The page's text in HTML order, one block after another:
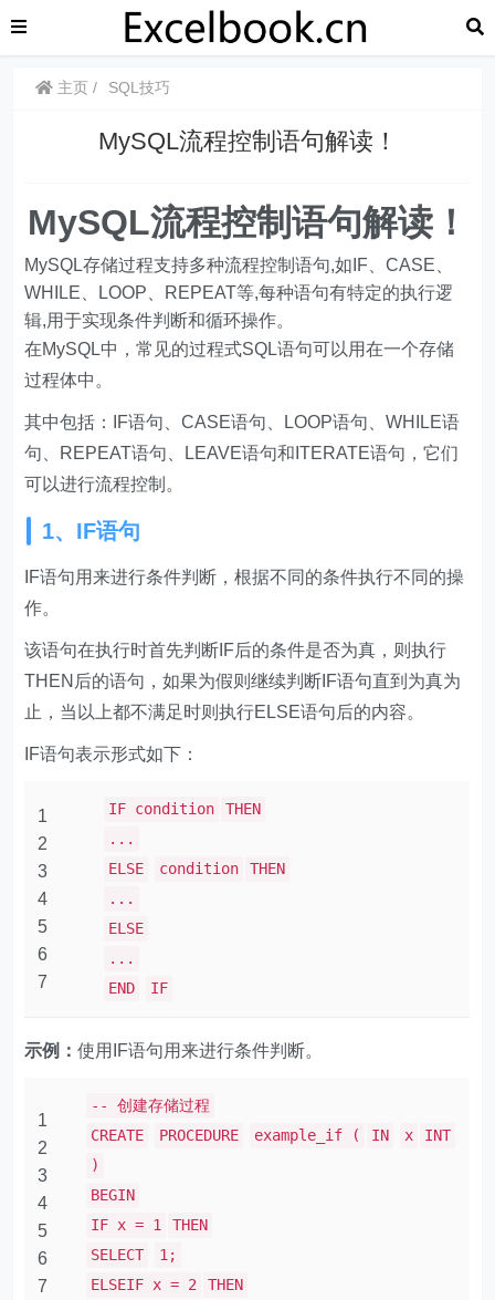
主页 SQL技巧
MySQL流程控制语句解读！
MySQL流程控制语句解读！
MySQL存储过程支持多种流程控制语句,如IF、CASE、
WHILE、LOOP、REPEAT等,每种语句有特定的执行逻
辑,用于实现条件判断和循环操作。
在MySQL中，常见的过程式SQL语句可以用在一个存储
过程体中。
其中包括：IF语句、CASE语句、LOOP语句、WHILE语
句、REPEAT语句、LEAVE语句和ITERATE语句，它们
可以进行流程控制。
1、IF语句
IF语句用来进行条件判断，根据不同的条件执行不同的操
作。
该语句在执行时首先判断IF后的条件是否为真，则执行
THEN后的语句，如果为假则继续判断IF语句直到为真为
止，当以上都不满足时则执行ELSE语句后的内容。
IF语句表示形式如下：
1
2
3
4
5
6
7
IF condition
THEN
...
ELSE
condition
THEN
...
ELSE
...
END
IF
示例：使用IF语句用来进行条件判断。
1
2
3
4
5
6
7
-- 创建存储过程
CREATE
PROCEDURE example_if ( IN x
INT
)
BEGIN
IF x = 1
THEN
SELECT
1;
ELSEIF x = 2
THEN